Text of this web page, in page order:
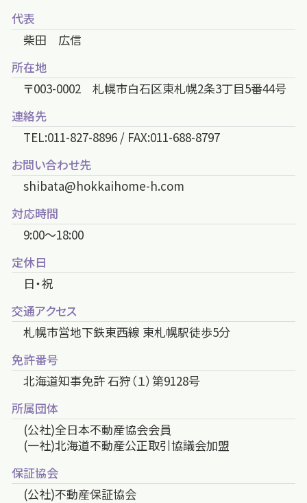
代表
柴田 広信
所在地
〒003-0002 札幌市白石区東札幌2条3丁目5番44号
連絡先
TEL:011-827-8896 / FAX:011-688-8797
お問い合わせ先
shibata@hokkaihome-h.com
対応時間
9:00～18:00
定休日
日・祝
交通アクセス
札幌市営地下鉄東西線 東札幌駅徒歩5分
免許番号
北海道知事免許 石狩（１）第9128号
所属団体
(公社)全日本不動産協会会員
(一社)北海道不動産公正取引協議会加盟
保証協会
(公社)不動産保証協会